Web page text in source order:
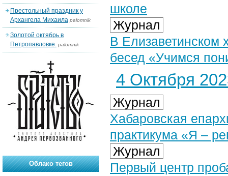
школе
Журнал
В Елизаветинском
бесед «Учимся
4 Октября
Журнал
Хабаровская
практикума «Я –
Журнал
Первый центр
Престольный праздник у
Архангела Михаила palomnik
Золотой октябрь в
Петропавловке. palomnik
Облако тегов